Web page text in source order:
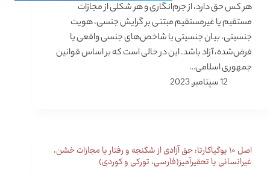
هر کس حق دارد، از جرم‌انگاری و هر شکلی از مجازات
مستقیم یا غیرمستقیم مبتنی بر گرایش جنسی،‌ هویت
جنسیتی، بیان جنسیتی یا شاخص‌های جنسی واقعی یا
فرض‌شده، آزاد باشد. این در حالی است که بر اساس قوانین
جمهوری اسلامی…
12 سپتامبر, 2023
اصل ۱۰ یوگیاکارتا: حق آزادی از شکنجه و رفتار یا مجازات خشن،
غیرانسانی یا تحقیرآمیز(فارسی، تورکی و کوردی)